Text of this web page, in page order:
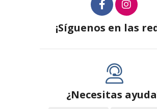
¡Síguenos en las
¿Necesitas